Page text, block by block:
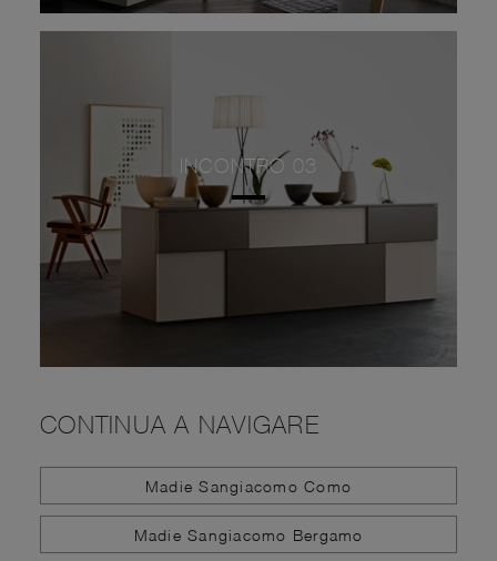
INCONTRO 03
CONTINUA A NAVIGARE
Madie Sangiacomo Como
Madie Sangiacomo Bergamo